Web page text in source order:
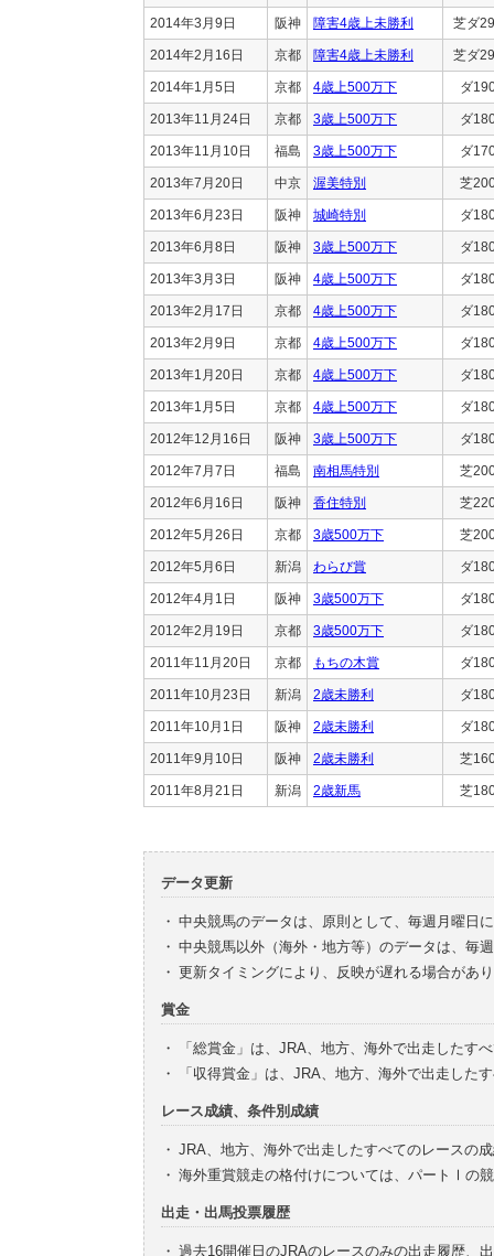
2014年3月9日 阪神 障害4歳上未勝利 芝ダ
2014年2月16日 京都 障害4歳上未勝利 芝ダ
2014年1月5日 京都 4歳上500万下 ダ
2013年11月24日 京都 3歳上500万下 ダ
2013年11月10日 福島 3歳上500万下 ダ
2013年7月20日 中京 渥美特別 芝
2013年6月23日 阪神 城崎特別 ダ
2013年6月8日 阪神 3歳上500万下 ダ
2013年3月3日 阪神 4歳上500万下 ダ
2013年2月17日 京都 4歳上500万下 ダ
2013年2月9日 京都 4歳上500万下 ダ
2013年1月20日 京都 4歳上500万下 ダ
2013年1月5日 京都 4歳上500万下 ダ
2012年12月16日 阪神 3歳上500万下 ダ
2012年7月7日 福島 南相馬特別 芝
2012年6月16日 阪神 香住特別 芝
2012年5月26日 京都 3歳500万下 芝
2012年5月6日 新潟 わらび賞 ダ
2012年4月1日 阪神 3歳500万下 ダ
2012年2月19日 京都 3歳500万下 ダ
2011年11月20日 京都 もちの木賞 ダ
2011年10月23日 新潟 2歳未勝利 ダ
2011年10月1日 阪神 2歳未勝利 ダ
2011年9月10日 阪神 2歳未勝利 芝
2011年8月21日 新潟 2歳新馬 芝
データ更新
・ 中央競馬のデータは、原則として、毎週月曜日
・ 中央競馬以外（海外・地方等）のデータは、毎
・ 更新タイミングにより、反映が遅れる場合があ
賞金
・
「総賞金」は、JRA、地方、海外で出走したす
・
「収得賞金」は、JRA、地方、海外で出走した
レース成績、条件別成績
・ JRA、地方、海外で出走したすべてのレースの
・ 海外重賞競走の格付けについては、パートⅠの
出走・出馬投票履歴
・ 過去16開催日のJRAのレースのみの出走履歴、